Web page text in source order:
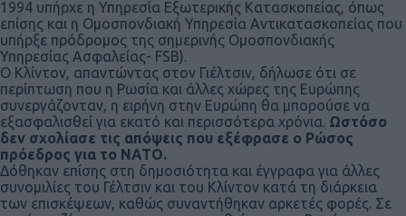
1994 υπήρχε η Υπηρεσία Εξωτερικής Κατασκοπείας, όπως
επίσης και η Ομοσπονδιακή Υπηρεσία Αντικατασκοπείας που
υπήρξε πρόδρομος της σημερινής Ομοσπονδιακής
Υπηρεσίας Ασφαλείας- FSB).
Ο Κλίντον, απαντώντας στον Γιέλτσιν, δήλωσε ότι σε
περίπτωση που η Ρωσία και άλλες χώρες της Ευρώπης
συνεργάζονταν, η ειρήνη στην Ευρώπη θα μπορούσε να
εξασφαλισθεί για εκατό και περισσότερα χρόνια. Ωστόσο
δεν σχολίασε τις απόψεις που εξέφρασε ο Ρώσος
πρόεδρος για το ΝΑΤΟ.
Δόθηκαν επίσης στη δημοσιότητα και έγγραφα για άλλες
συνομιλίες του Γέλτσιν και του Κλίντον κατά τη διάρκεια
των επισκέψεων, καθώς συναντήθηκαν αρκετές φορές. Σε